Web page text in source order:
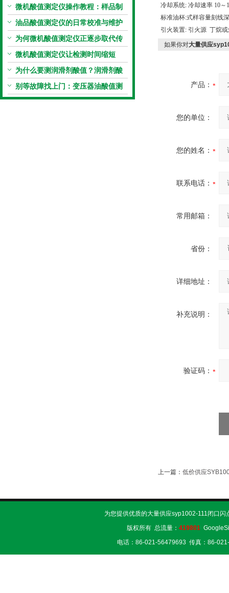
证：标准物质标定步骤
微机酸值测定仪操作教程：样品制
备、参数设置与结果解读
油品酸值测定仪的日常校准与维护
流程
为何微机酸值测定仪正逐步取代传
统手动滴定法？
微机酸值测定仪让检测时间缩短
50%
为什么要测润滑剂酸值？润滑剂酸
值测定法告诉你答案
别等故障找上门：变压器油酸值测
试仪的预警功能
冷却系统: 冷却速率 10
标准油杯:式样容量刻线
引火装置: 引火源 丁烷
如果你对大量供应
产品：
您的单位：
您的姓名：
联系电话：
常用邮箱：
省份：
详细地址：
补充说明：
验证码：
上一篇： 低价供应
为您提供优质的大量供应syp1002-111闭口
版权所有 总流量： 419801
电话：86-021-56479693 传真：86-